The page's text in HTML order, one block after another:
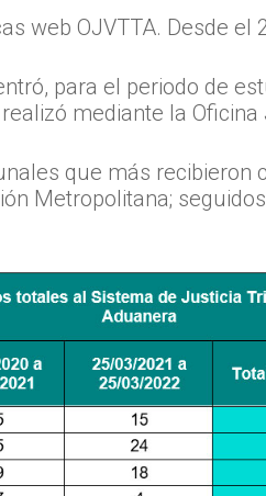
web OJVTTA. Desde
para el periodo de
mediante la
que más
Metropolitana;